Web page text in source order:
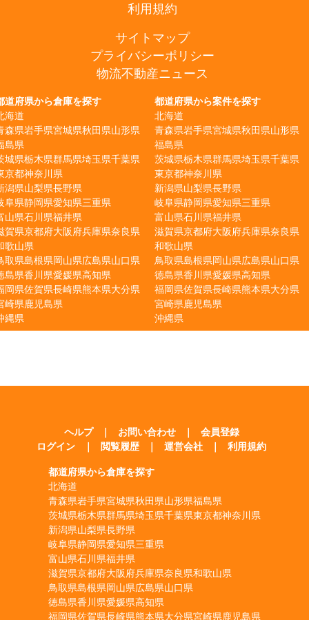
利用規約
サイトマップ
プライバシーポリシー
物流不動産ニュース
道府県から倉庫を探す
海道
森県岩手県宮城県秋田県山形県
島県
城県栃木県群馬県埼玉県千葉県
京都神奈川県
潟県山梨県長野県
阜県静岡県愛知県三重県
山県石川県福井県
賀県京都府大阪府兵庫県奈良県
歌山県
取県島根県岡山県広島県山口県
島県香川県愛媛県高知県
岡県佐賀県長崎県熊本県大分県
崎県鹿児島県
縄県
都道府県から案件を探す
北海道
青森県岩手県宮城県秋田県山形県
福島県
茨城県栃木県群馬県埼玉県千葉県
東京都神奈川県
新潟県山梨県長野県
岐阜県静岡県愛知県三重県
富山県石川県福井県
滋賀県京都府大阪府兵庫県奈良県
和歌山県
鳥取県島根県岡山県広島県山口県
徳島県香川県愛媛県高知県
福岡県佐賀県長崎県熊本県大分県
宮崎県鹿児島県
沖縄県
ヘルプ ｜ お問い合わせ ｜
会員登録
ログイン
｜ 閲覧履歴 ｜ 運営会社 ｜ 利用規約
都道府県から倉庫を探す
北海道
青森県岩手県宮城県秋田県山形県福島県
茨城県栃木県群馬県埼玉県千葉県東京都神奈川県
新潟県山梨県長野県
岐阜県静岡県愛知県三重県
富山県石川県福井県
滋賀県京都府大阪府兵庫県奈良県和歌山県
鳥取県島根県岡山県広島県山口県
徳島県香川県愛媛県高知県
福岡県佐賀県長崎県熊本県大分県宮崎県鹿児島県